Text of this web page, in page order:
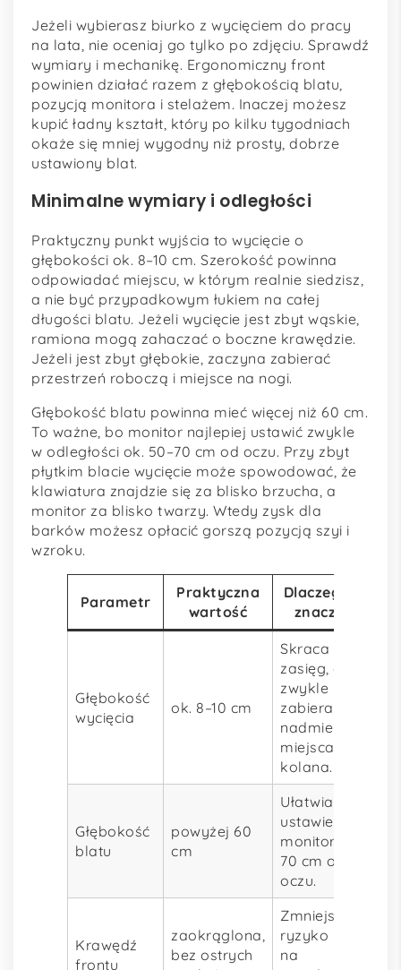
Jeżeli wybierasz biurko z wycięciem do pracy
na lata, nie oceniaj go tylko po zdjęciu. Sprawdź
wymiary i mechanikę. Ergonomiczny front
powinien działać razem z głębokością blatu,
pozycją monitora i stelażem. Inaczej możesz
kupić ładny kształt, który po kilku tygodniach
okaże się mniej wygodny niż prosty, dobrze
ustawiony blat.
Minimalne wymiary i odległości
Praktyczny punkt wyjścia to wycięcie o
głębokości ok. 8–10 cm. Szerokość powinna
odpowiadać miejscu, w którym realnie siedzisz,
a nie być przypadkowym łukiem na całej
długości blatu. Jeżeli wycięcie jest zbyt wąskie,
ramiona mogą zahaczać o boczne krawędzie.
Jeżeli jest zbyt głębokie, zaczyna zabierać
przestrzeń roboczą i miejsce na nogi.
Głębokość blatu powinna mieć więcej niż 60 cm.
To ważne, bo monitor najlepiej ustawić zwykle
w odległości ok. 50–70 cm od oczu. Przy zbyt
płytkim blacie wycięcie może spowodować, że
klawiatura znajdzie się za blisko brzucha, a
monitor za blisko twarzy. Wtedy zysk dla
barków możesz opłacić gorszą pozycją szyi i
wzroku.
Parametr
Praktyczna
wartość
Dlaczego ma
znaczenie
Głębokość
wycięcia
ok. 8–10 cm
Skraca
zasięg, ale
zwykle nie
zabiera
nadmiernie
miejsca na
kolana.
Głębokość
blatu
powyżej 60
cm
Ułatwia
ustawienie
monitora 50–
70 cm od
oczu.
Krawędź
frontu
zaokrąglona,
bez ostrych
Zmniejsza
ryzyko ucisku
na